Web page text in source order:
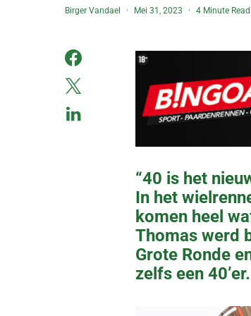
Birger Vandael Mei 31, 2023 4 Minute Read
“40 is het
In het
komen heel
Thomas werd
Grote Ronde
zelfs een